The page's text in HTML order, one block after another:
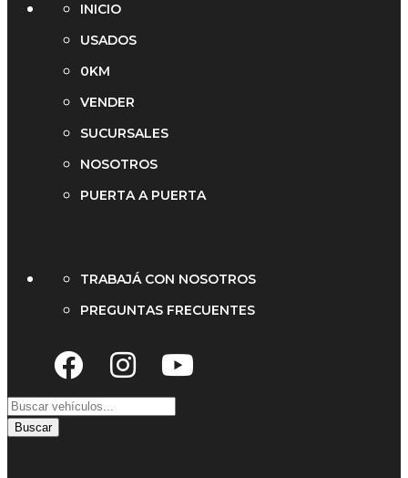
INICIO
USADOS
0KM
VENDER
SUCURSALES
NOSOTROS
PUERTA A PUERTA
TRABAJÁ CON NOSOTROS
PREGUNTAS FRECUENTES
Buscar